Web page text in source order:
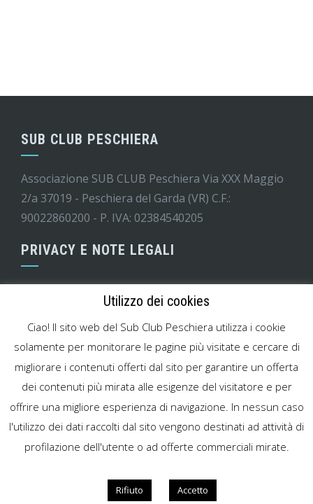
SUB CLUB PESCHIERA
Associazione SUB CLUB Peschiera Via XXX Maggio
2/a 37019 - Peschiera del Garda (VR) C.F.:
90022860200 - P. IVA: 02384540205
PRIVACY E NOTE LEGALI
Informativa GDPR
Modello MOG attività sportiva
Cookies Policy
Note legali
Utilizzo dei cookies
Ciao! Il sito web del Sub Club Peschiera utilizza i cookie
solamente per monitorare le pagine più visitate e cercare di
migliorare i contenuti offerti dal sito per garantire un offerta
dei contenuti più mirata alle esigenze del visitatore e per
offrire una migliore esperienza di navigazione. In nessun caso
l'utilizzo dei dati raccolti dal sito vengono destinati ad attività di
profilazione dell'utente o ad offerte commerciali mirate.
Rifiuto Accetto